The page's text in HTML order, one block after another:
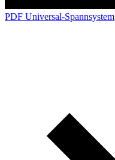
PDF Universal-Spannsystem